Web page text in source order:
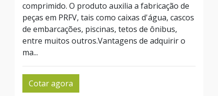
comprimido. O produto auxilia a fabricação de
peças em PRFV, tais como caixas d'água, cascos
de embarcações, piscinas, tetos de ônibus,
entre muitos outros.Vantagens de adquirir o
ma...
Cotar agora